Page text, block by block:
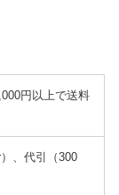
円以上で送料
、代引（300